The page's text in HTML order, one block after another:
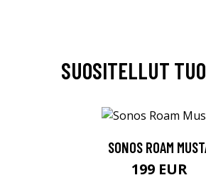
SUOSITELLUT
SONOS ROAM
199 EUR